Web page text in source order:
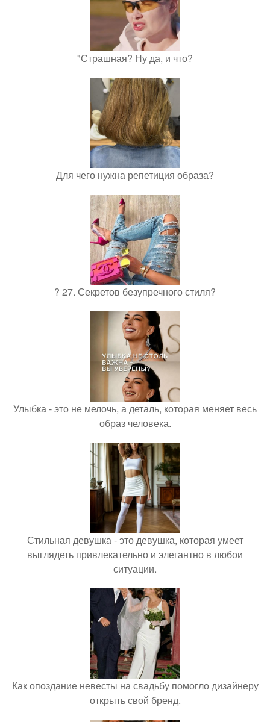
"Страшная? Ну да, и что?
Для чего нужна репетиция образа?
? 27. Секретов безупречного стиля?
Улыбка - это не мелочь, а деталь, которая меняет весь
образ человека.
Стильная девушка - это девушка, которая умеет
выглядеть привлекательно и элегантно в любои
ситуации.
Как опоздание невесты на свадьбу помогло дизайнеру
открыть свой бренд.